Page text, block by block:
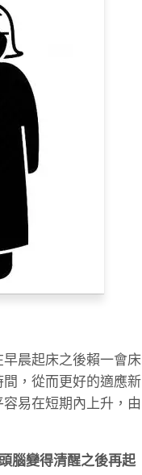
晨起床之後賴一會床
，從而更好的適應新
易在短期內上升，由
腦變得清醒之後再起